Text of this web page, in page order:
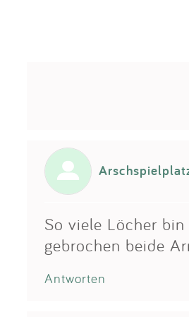
So viele Löcher
gebrochen beide
Antworten